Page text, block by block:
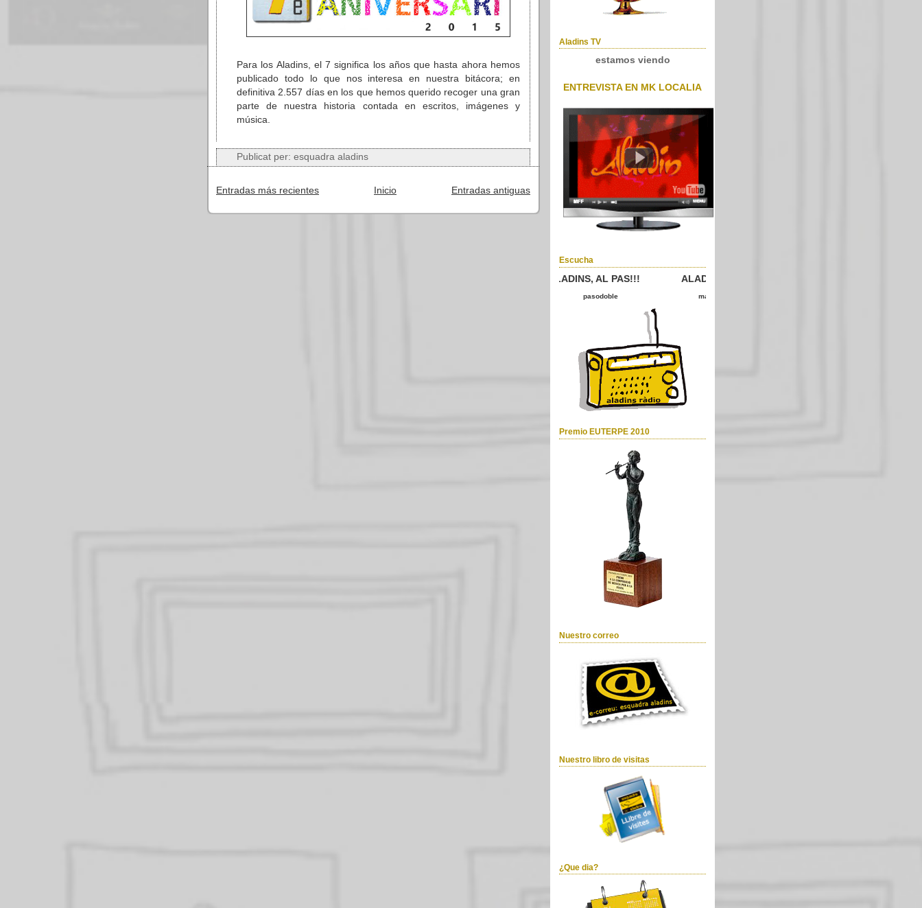
Para los Aladins, el 7 significa los años que hasta ahora hemos
publicado todo lo que nos interesa en nuestra bitácora; en
definitiva 2.557 días en los que hemos querido recoger una gran
parte de nuestra historia contada en escritos, imágenes y
música.
Publicat per: esquadra aladins
Entradas más recientes Entradas antiguas
Inicio
Aladins TV
estamos viendo
ENTREVISTA EN MK LOCALIA
Escucha
ALADINS, AL PAS!!! ALADINS
pasodoble marcha mora
Premio EUTERPE 2010
Nuestro correo
Nuestro libro de visitas
¿Que dia?